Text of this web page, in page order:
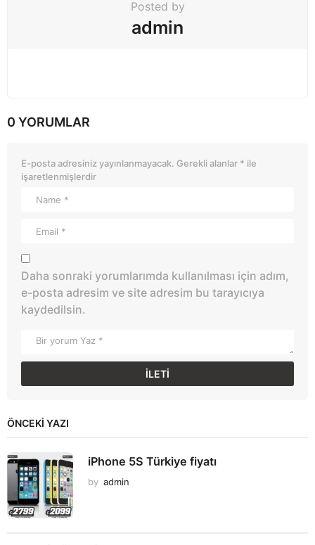
Posted by
admin
0 YORUMLAR
E-posta adresiniz yayınlanmayacak. Gerekli alanlar * ile
işaretlenmişlerdir
Daha sonraki yorumlarımda kullanılması için adım,
e-posta adresim ve site adresim bu tarayıcıya
kaydedilsin.
ÖNCEKI YAZI
iPhone 5S Türkiye fiyatı
by admin